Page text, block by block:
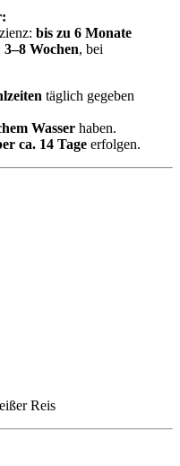
bis zu 6 Monate
3–8 Wochen, bei
täglich gegeben
Wasser haben.
ca. 14 Tage erfolgen.
Reis